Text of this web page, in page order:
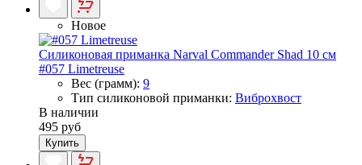
Новое
Силиконовая приманка Narval Commander Shad 10 см
#057 Limetreuse
Вес (грамм): 9
Тип силиконовой приманки: Виброхвост
В наличии
495 руб
Купить